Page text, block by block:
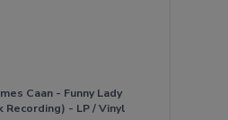
Caan - Funny Lady
Recording) - LP / Vinyl